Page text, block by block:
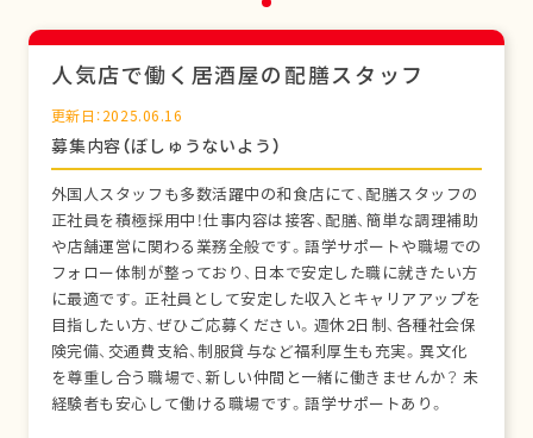
人気店で働く居酒屋の配膳スタッフ
更新日：2025.06.16
募集内容（ぼしゅうないよう）
外国人スタッフも多数活躍中の和食店にて、配膳スタッフの
正社員を積極採用中！仕事内容は接客、配膳、簡単な調理補助
や店舗運営に関わる業務全般です。語学サポートや職場での
フォロー体制が整っており、日本で安定した職に就きたい方
に最適です。正社員として安定した収入とキャリアアップを
目指したい方、ぜひご応募ください。週休2日制、各種社会保
険完備、交通費支給、制服貸与など福利厚生も充実。異文化
を尊重し合う職場で、新しい仲間と一緒に働きませんか？ 未
経験者も安心して働ける職場です。語学サポートあり。